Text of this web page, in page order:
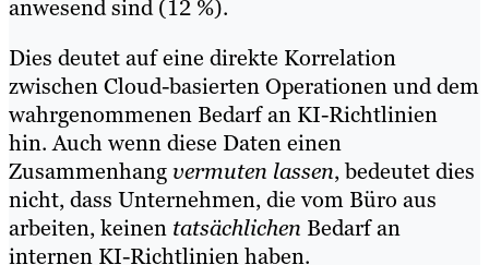
anwesend sind (12 %).
Dies deutet auf eine direkte Korrelation
zwischen Cloud-basierten Operationen und dem
wahrgenommenen Bedarf an KI-Richtlinien
hin. Auch wenn diese Daten einen
Zusammenhangvermuten lassen, bedeutet dies
nicht, dass Unternehmen, die vom Büro aus
arbeiten, keinen tatsächlichen Bedarf an
internen KI-Richtlinien haben.